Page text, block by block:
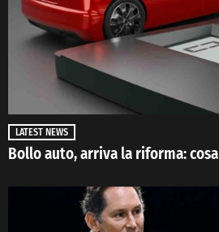
LATEST NEWS
Bollo auto, arriva la riforma: